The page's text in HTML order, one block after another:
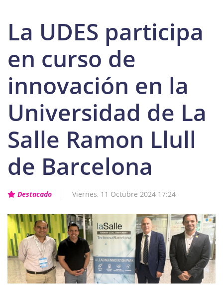
La UDES participa
en curso de
innovación en la
Universidad de La
Salle Ramon Llull
de Barcelona
Destacado Viernes, 11 Octubre 2024 17:24